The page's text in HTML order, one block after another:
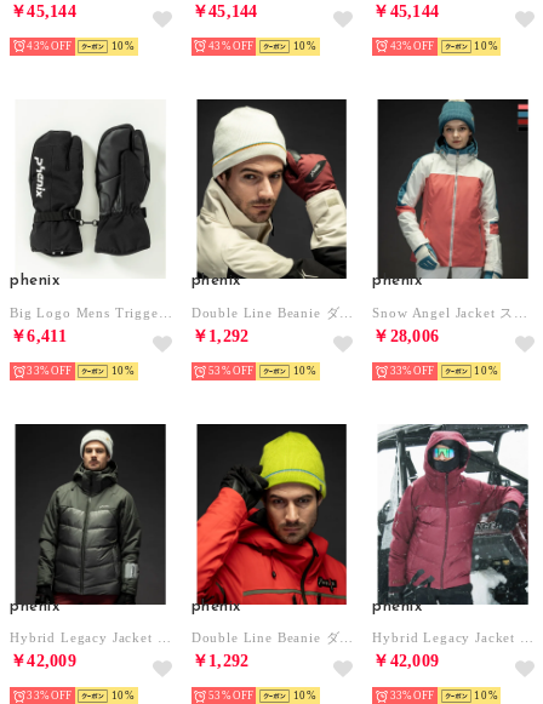
￥45,144
43% 10
￥45,144
43% 10
￥45,144
43% 10
phenix
￥6,411
33% 10
phenix
￥1,292
53% 10
phenix
￥28,006
33% 10
phenix
￥42,009
33% 10
phenix
￥1,292
53% 10
phenix
￥42,009
33% 10